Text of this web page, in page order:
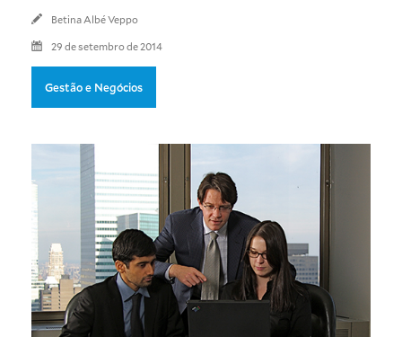
Betina Albé Veppo
29 de setembro de 2014
Gestão e Negócios